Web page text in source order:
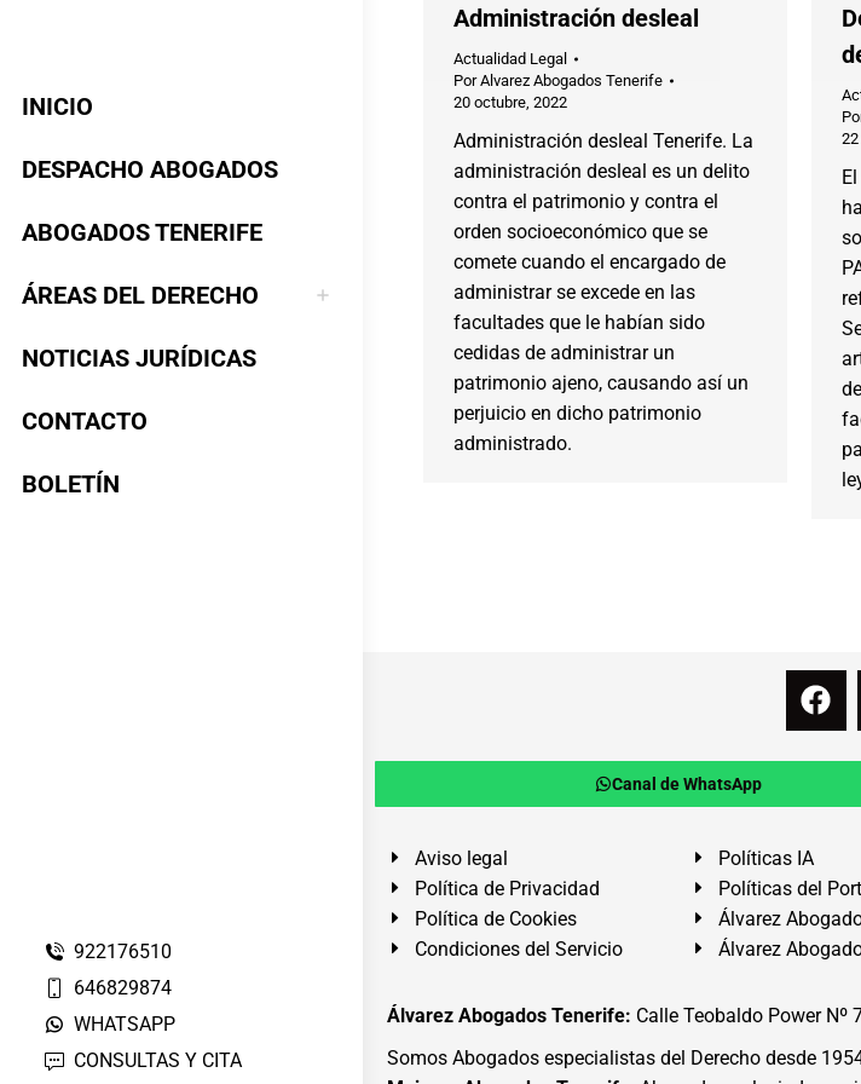
INICIO
DESPACHO ABOGADOS
ABOGADOS TENERIFE
ÁREAS DEL DERECHO
NOTICIAS JURÍDICAS
CONTACTO
BOLETÍN
922176510
646829874
WHATSAPP
CONSULTAS Y CITA
Administración desleal
Actualidad Legal
PorAlvarez Abogados Tenerife
20 octubre, 2022
Administración desleal Tenerife. La
administración desleal es un delito
contra el patrimonio y contra el
orden socioeconómico que se
comete cuando el encargado de
administrar se excede en las
facultades que le habían sido
cedidas de administrar un
patrimonio ajeno, causando así un
perjuicio en dicho patrimonio
administrado.
Canal de WhatsApp
Aviso legal
Política de Privacidad
Política de Cookies
Condiciones del Servicio
Políticas IA
Políticas del
Álvarez
Álvarez
Álvarez Abogados Tenerife: Calle Teobaldo Power Nº
Somos Abogados especialistas del Derecho desde